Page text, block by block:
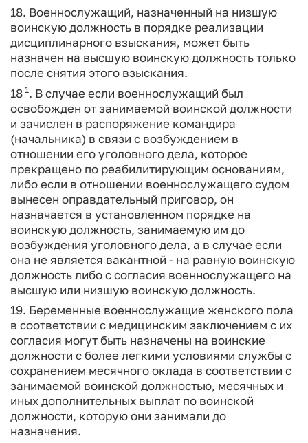
18. Военнослужащий, назначенный на низшую
воинскую должность в порядке реализации
дисциплинарного взыскания, может быть
назначен на высшую воинскую должность только
после снятия этого взыскания.
18 1. В случае если военнослужащий был
освобожден от занимаемой воинской должности
и зачислен в распоряжение командира
(начальника) в связи с возбуждением в
отношении его уголовного дела, которое
прекращено по реабилитирующим основаниям,
либо если в отношении военнослужащего судом
вынесен оправдательный приговор, он
назначается в установленном порядке на
воинскую должность, занимаемую им до
возбуждения уголовного дела, а в случае если
она не является вакантной - на равную воинскую
должность либо с согласия военнослужащего на
высшую или низшую воинскую должность.
19. Беременные военнослужащие женского пола
в соответствии с медицинским заключением с их
согласия могут быть назначены на воинские
должности с более легкими условиями службы с
сохранением месячного оклада в соответствии с
занимаемой воинской должностью, месячных и
иных дополнительных выплат по воинской
должности, которую они занимали до
назначения.